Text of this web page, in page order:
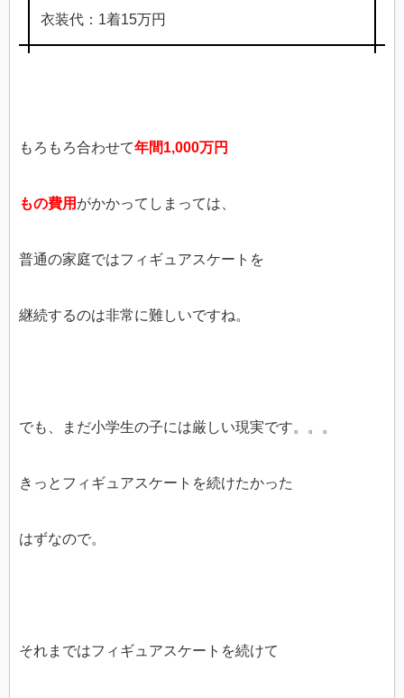
衣装代：1着15万円
もろもろ合わせて年間1,000万円
もの費用 がかかってしまっては、
普通の家庭ではフィギュアスケートを
継続するのは非常に難しいですね。
でも、まだ小学生の子には厳しい現実です。。。
きっとフィギュアスケートを続けたかった
はずなので。
それまではフィギュアスケートを続けて